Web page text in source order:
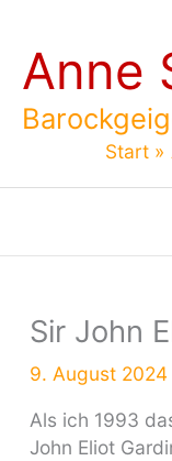
springen
Anne
Start
Sir John
9. August 2024
Als ich 1993
John Eliot